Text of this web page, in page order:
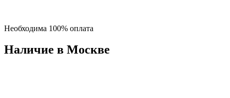
Необходима 100% оплата
Наличие в Москвe